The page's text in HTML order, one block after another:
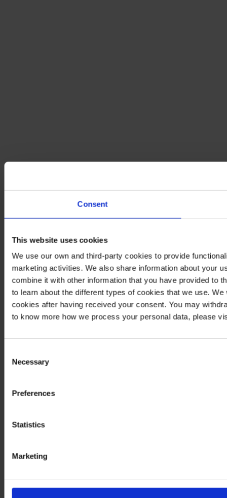
Consent
This website uses cookies
We use our own and third-party cookies to provide
marketing activities. We also share information about your
combine it with other information that you have provided to
to learn about the different types of cookies that we use.
cookies after having received your consent. You may
to know more how we process your personal data, please
Selection
Necessary
Preferences
Statistics
Marketing